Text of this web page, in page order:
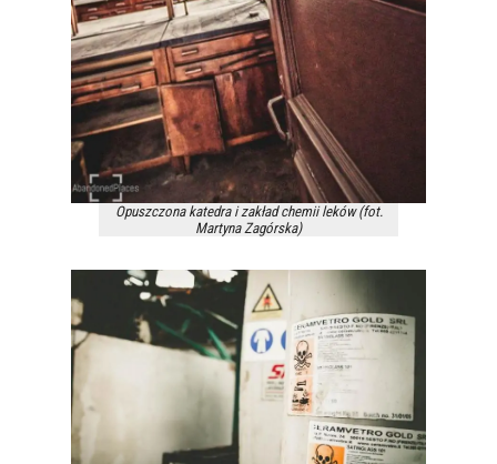
Opuszczona katedra i zakład chemii leków (fot.
Martyna Zagórska)